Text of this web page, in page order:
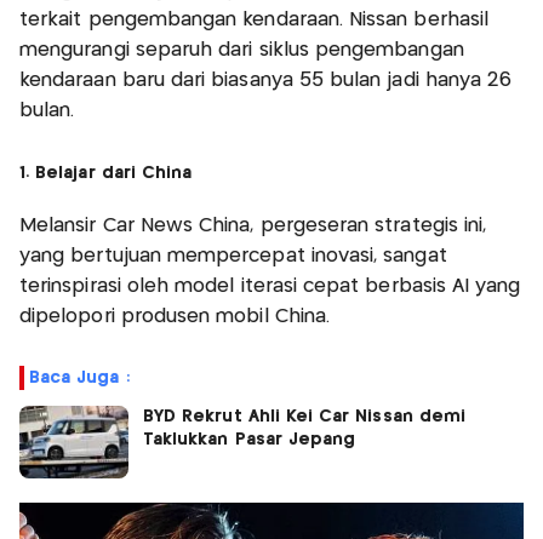
terkait pengembangan kendaraan. Nissan berhasil
mengurangi separuh dari siklus pengembangan
kendaraan baru dari biasanya 55 bulan jadi hanya 26
bulan.
1. Belajar dari China
Melansir Car News China, pergeseran strategis ini,
yang bertujuan mempercepat inovasi, sangat
terinspirasi oleh model iterasi cepat berbasis AI yang
dipelopori produsen mobil China.
Baca Juga :
BYD Rekrut Ahli Kei Car Nissan demi
Taklukkan Pasar Jepang